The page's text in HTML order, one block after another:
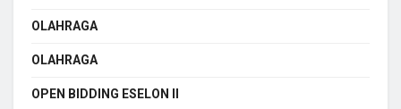
OLAHRAGA
OLAHRAGA
OPEN BIDDING ESELON II